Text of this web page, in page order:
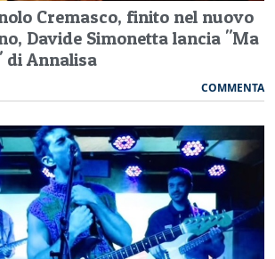
Cremasco, finito nel nuovo
Davide Simonetta lancia "Ma
di Annalisa
COMMENTA